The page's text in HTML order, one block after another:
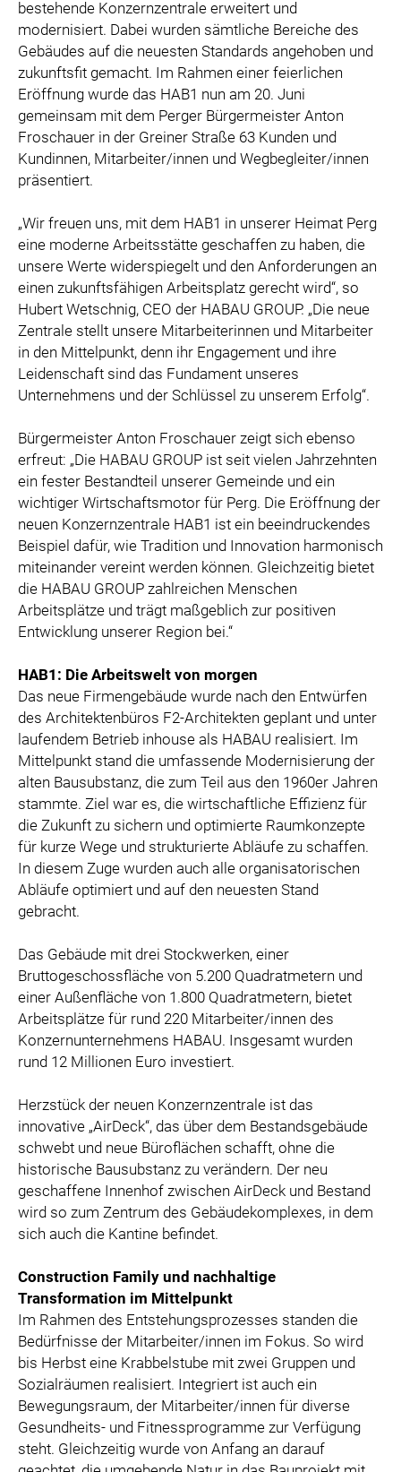
bestehende Konzernzentrale erweitert und
modernisiert. Dabei wurden sämtliche Bereiche des
Gebäudes auf die neuesten Standards angehoben und
zukunftsfit gemacht. Im Rahmen einer feierlichen
Eröffnung wurde das HAB1 nun am 20. Juni
gemeinsam mit dem Perger Bürgermeister Anton
Froschauer in der Greiner Straße 63 Kunden und
Kundinnen, Mitarbeiter/innen und Wegbegleiter/innen
präsentiert.
„Wir freuen uns, mit dem HAB1 in unserer Heimat Perg
eine moderne Arbeitsstätte geschaffen zu haben, die
unsere Werte widerspiegelt und den Anforderungen an
einen zukunftsfähigen Arbeitsplatz gerecht wird“, so
Hubert Wetschnig, CEO der HABAU GROUP. „Die neue
Zentrale stellt unsere Mitarbeiterinnen und Mitarbeiter
in den Mittelpunkt, denn ihr Engagement und ihre
Leidenschaft sind das Fundament unseres
Unternehmens und der Schlüssel zu unserem Erfolg“.
Bürgermeister Anton Froschauer zeigt sich ebenso
erfreut: „Die HABAU GROUP ist seit vielen Jahrzehnten
ein fester Bestandteil unserer Gemeinde und ein
wichtiger Wirtschaftsmotor für Perg. Die Eröffnung der
neuen Konzernzentrale HAB1 ist ein beeindruckendes
Beispiel dafür, wie Tradition und Innovation harmonisch
miteinander vereint werden können. Gleichzeitig bietet
die HABAU GROUP zahlreichen Menschen
Arbeitsplätze und trägt maßgeblich zur positiven
Entwicklung unserer Region bei.“
HAB1: Die Arbeitswelt von morgen
Das neue Firmengebäude wurde nach den Entwürfen
des Architektenbüros F2-Architekten geplant und unter
laufendem Betrieb inhouse als HABAU realisiert. Im
Mittelpunkt stand die umfassende Modernisierung der
alten Bausubstanz, die zum Teil aus den 1960er Jahren
stammte. Ziel war es, die wirtschaftliche Effizienz für
die Zukunft zu sichern und optimierte Raumkonzepte
für kurze Wege und strukturierte Abläufe zu schaffen.
In diesem Zuge wurden auch alle organisatorischen
Abläufe optimiert und auf den neuesten Stand
gebracht.
Das Gebäude mit drei Stockwerken, einer
Bruttogeschossfläche von 5.200 Quadratmetern und
einer Außenfläche von 1.800 Quadratmetern, bietet
Arbeitsplätze für rund 220 Mitarbeiter/innen des
Konzernunternehmens HABAU. Insgesamt wurden
rund 12 Millionen Euro investiert.
Herzstück der neuen Konzernzentrale ist das
innovative „AirDeck“, das über dem Bestandsgebäude
schwebt und neue Büroflächen schafft, ohne die
historische Bausubstanz zu verändern. Der neu
geschaffene Innenhof zwischen AirDeck und Bestand
wird so zum Zentrum des Gebäudekomplexes, in dem
sich auch die Kantine befindet.
Construction Family und nachhaltige
Transformation im Mittelpunkt
Im Rahmen des Entstehungsprozesses standen die
Bedürfnisse der Mitarbeiter/innen im Fokus. So wird
bis Herbst eine Krabbelstube mit zwei Gruppen und
Sozialräumen realisiert. Integriert ist auch ein
Bewegungsraum, der Mitarbeiter/innen für diverse
Gesundheits- und Fitnessprogramme zur Verfügung
steht. Gleichzeitig wurde von Anfang an darauf